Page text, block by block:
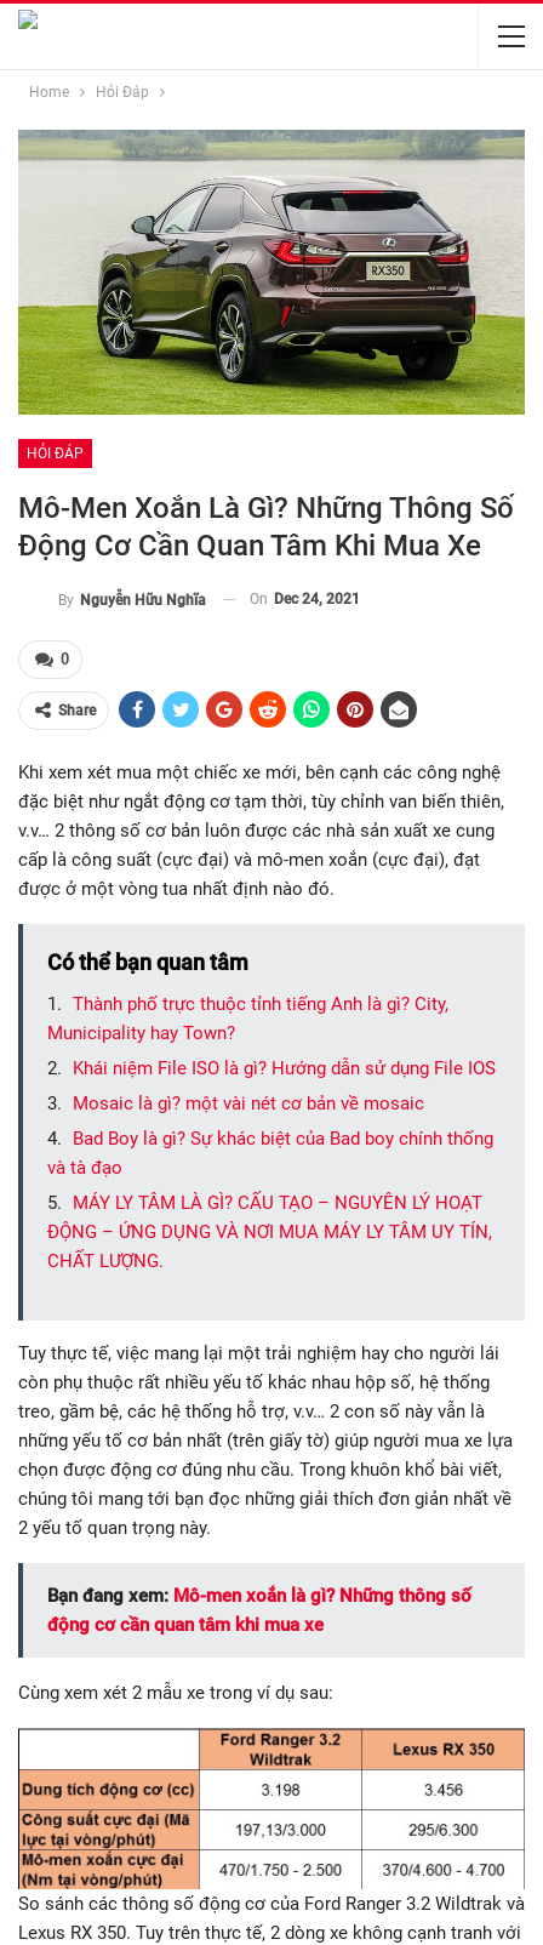
Home Hỏi Đáp
HỎI ĐÁP
Mô-Men Xoắn Là Gì? Những Thông Số
Động Cơ Cần Quan Tâm Khi Mua Xe
By Nguyễn Hữu Nghĩa On Dec 24, 2021
0
Share
Khi xem xét mua một chiếc xe mới, bên cạnh các công nghệ
đặc biệt như ngắt động cơ tạm thời, tùy chỉnh van biến thiên,
v.v… 2 thông số cơ bản luôn được các nhà sản xuất xe cung
cấp là công suất (cực đại) và mô-men xoắn (cực đại), đạt
được ở một vòng tua nhất định nào đó.
Có thể bạn quan tâm
Thành phố trực thuộc tỉnh tiếng Anh là gì? City,
Municipality hay Town?
Khái niệm File ISO là gì? Hướng dẫn sử dụng File IOS
Mosaic là gì? một vài nét cơ bản về mosaic
Bad Boy là gì? Sự khác biệt của Bad boy chính thống
và tà đạo
MÁY LY TÂM LÀ GÌ? CẤU TẠO – NGUYÊN LÝ HOẠT
ĐỘNG – ỨNG DỤNG VÀ NƠI MUA MÁY LY TÂM UY TÍN,
CHẤT LƯỢNG.
Tuy thực tế, việc mang lại một trải nghiệm hay cho người lái
còn phụ thuộc rất nhiều yếu tố khác nhau hộp số, hệ thống
treo, gầm bệ, các hệ thống hỗ trợ, v.v… 2 con số này vẫn là
những yếu tố cơ bản nhất (trên giấy tờ) giúp người mua xe lựa
chọn được động cơ đúng nhu cầu. Trong khuôn khổ bài viết,
chúng tôi mang tới bạn đọc những giải thích đơn giản nhất về
2 yếu tố quan trọng này.
Bạn đang xem: Mô-men xoắn là gì? Những thông số
động cơ cần quan tâm khi mua xe
Cùng xem xét 2 mẫu xe trong ví dụ sau:
So sánh các thông số động cơ của Ford Ranger 3.2 Wildtrak và
Lexus RX 350. Tuy trên thực tế, 2 dòng xe không cạnh tranh với